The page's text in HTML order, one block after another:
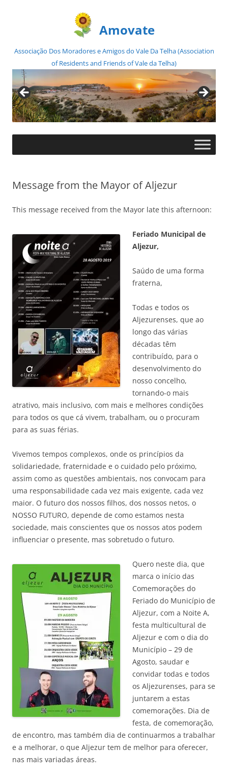
Amovate
Associação Dos Moradores e Amigos do Vale Da Telha (Association
of Residents and Friends of Vale da Telha)
Skip
Message from the Mayor of Aljezur
This message received from the Mayor late this afternoon:
Feriado Municipal de
Aljezur,
Saúdo de uma forma
fraterna,
Todas e todos os
Aljezurenses, que ao
longo das várias
décadas têm
contribuído, para o
desenvolvimento do
nosso concelho,
tornando-o mais
atrativo, mais inclusivo, com mais e melhores condições
para todos os que cá vivem, trabalham, ou o procuram
para as suas férias.
Vivemos tempos complexos, onde os princípios da
solidariedade, fraternidade e o cuidado pelo próximo,
assim como as questões ambientais, nos convocam para
uma responsabilidade cada vez mais exigente, cada vez
maior. O futuro dos nossos filhos, dos nossos netos, o
NOSSO FUTURO, depende de como estamos nesta
sociedade, mais conscientes que os nossos atos podem
influenciar o presente, mas sobretudo o futuro.
Quero neste dia, que
marca o início das
Comemorações do
Feriado do Município de
Aljezur, com a Noite A,
festa multicultural de
Aljezur e com o dia do
Município – 29 de
Agosto, saudar e
convidar todas e todos
os Aljezurenses, para se
juntarem a estas
comemorações. Dia de
festa, de comemoração,
de encontro, mas também dia de continuarmos a trabalhar
e a melhorar, o que Aljezur tem de melhor para oferecer,
nas mais variadas áreas.